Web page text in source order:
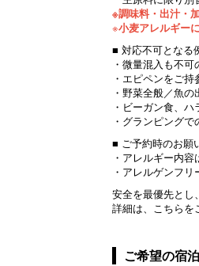
※調味料・出汁・
※小麦アレルギー
■ 対応不可となる
・微量混入も不
・エピペンをご
・野菜全般／魚
・ビーガン食、
・グランピングで
■ ご予約時のお願
・アレルギー内容
・アレルゲンフ
安全を最優先とし
詳細は、こちら
ご希望の宿